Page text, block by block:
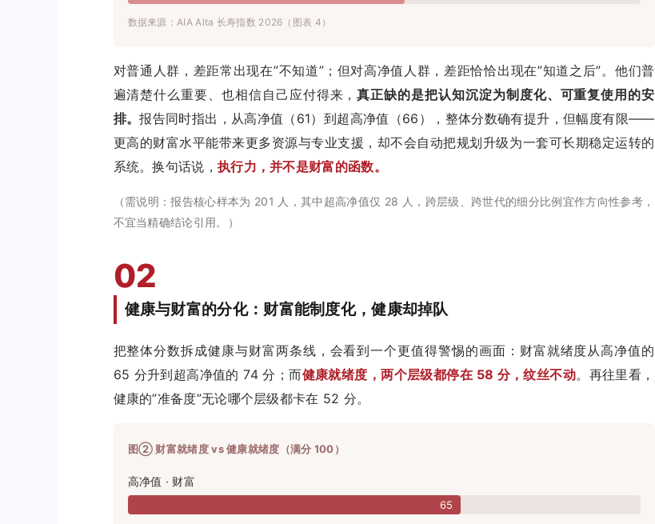
数据来源：AIA Alta 长寿指数 2026（图表 4）
对普通人群，差距常出现在”不知道”；但对高净值人群，差距恰恰出现在”知道之后”。他们普
遍清楚什么重要、也相信自己应付得来，真正缺的是把认知沉淀为制度化、可重复使用的安
排。报告同时指出，从高净值（61）到超高净值（66），整体分数确有提升，但幅度有限——
更高的财富水平能带来更多资源与专业支援，却不会自动把规划升级为一套可长期稳定运转的
系统。换句话说， 执行力，并不是财富的函数。
（需说明：报告核心样本为 201 人，其中超高净值仅 28 人，跨层级、跨世代的细分比例宜作方向性参考，
不宜当精确结论引用。）
02
健康与财富的分化：财富能制度化，健康却掉队
把整体分数拆成健康与财富两条线，会看到一个更值得警惕的画面：财富就绪度从高净值的
65 分升到超高净值的 74 分；而健康就绪度，两个层级都停在 58 分，纹丝不动。再往里看，
健康的”准备度”无论哪个层级都卡在 52 分。
图② 财富就绪度 vs 健康就绪度（满分 100）
高净值 · 财富
65